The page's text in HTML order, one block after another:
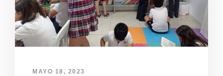
MAYO 18, 2023